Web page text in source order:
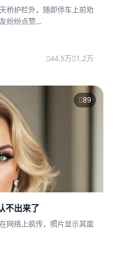
桥护栏外，随即停车上前劝
纷纷点赞...
44.5万 1.2万
89
不出来了
网络上疯传，照片显示其面